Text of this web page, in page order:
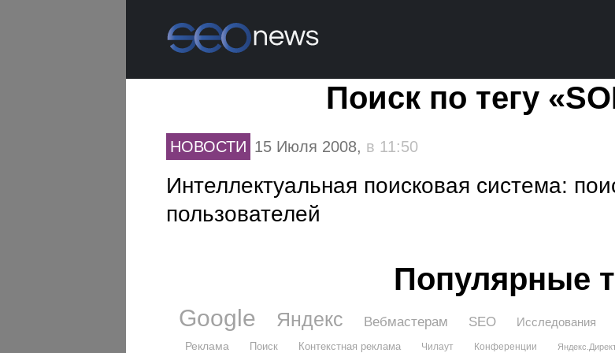
Поиск по тегу
НОВОСТИ 15 Июля 2008, в 11:50
Интеллектуальная поисковая система:
пользователей
Популярные
Google Яндекс Вебмастерам SEO Исследования
Реклама
Поиск Контекстная реклама Чилаут Конференции